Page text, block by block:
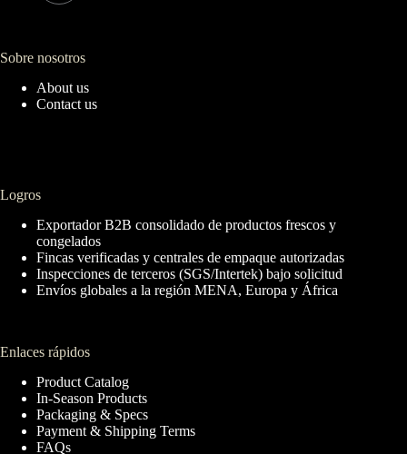
Sobre nosotros
About us
Contact us
Logros
Exportador B2B consolidado de productos frescos y
congelados
Fincas verificadas y centrales de empaque autorizadas
Inspecciones de terceros (SGS/Intertek) bajo solicitud
Envíos globales a la región MENA, Europa y África
Enlaces rápidos
Product Catalog
In-Season Products
Packaging & Specs
Payment & Shipping Terms
FAQs